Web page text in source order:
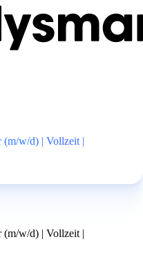
(m/w/d) | Vollzeit |
(m/w/d) | Vollzeit |